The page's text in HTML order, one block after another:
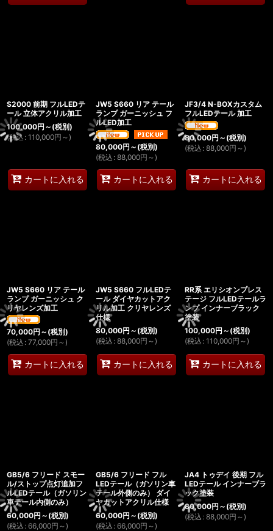
S2000 前期 フルLEDテ
ール 立体アクリル加工
100,000円 ～ (税別)
(税込 : 110,000円 ～)
カートに入れる
JW5 S660 リア テール
ランプ ガーニッシュ フ
ルLED加工
80,000円 ～ (税別)
(税込 : 88,000円 ～)
カートに入れる
JF3/4 N-BOXカスタム
フルLEDテール 加工
80,000円 ～ (税別)
(税込 : 88,000円 ～)
カートに入れる
JW5 S660 リア テール
ランプ ガーニッシュ ク
リヤレンズ加工
70,000円 ～ (税別)
(税込 : 77,000円 ～)
カートに入れる
JW5 S660 フルLEDテ
ール ダイヤカットアク
リル加工 クリヤレンズ
仕様
80,000円 ～ (税別)
(税込 : 88,000円 ～)
カートに入れる
RR系 エリシオンプレス
テージ フルLEDテールラ
ンプ インナーブラック
塗装
100,000円 ～ (税別)
(税込 : 110,000円 ～)
カートに入れる
GB5/6 フリード スモー
ル/ストップ点灯追加フ
ルLEDテール（ガソリン
車テール内側のみ）
60,000円 ～ (税別)
(税込 : 66,000円 ～)
GB5/6 フリード フル
LEDテール（ガソリン車
テール外側のみ） ダイ
ヤカットアクリル仕様
60,000円 ～ (税別)
(税込 : 66,000円 ～)
JA4 トゥデイ 後期 フル
LEDテール インナーブラ
ック塗装
80,000円 ～ (税別)
(税込 : 88,000円 ～)